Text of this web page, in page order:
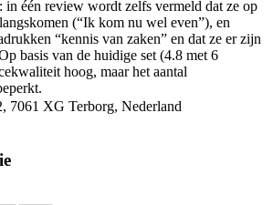
in één review wordt zelfs vermeld dat ze op
(“Ik kom nu wel even”), en
“kennis van zaken” en dat ze er zijn
basis van de huidige set (4.8 met 6
hoog, maar het aantal
7061 XG Terborg, Nederland